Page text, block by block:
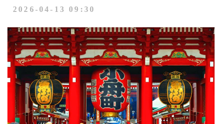
2026-04-13 09:30